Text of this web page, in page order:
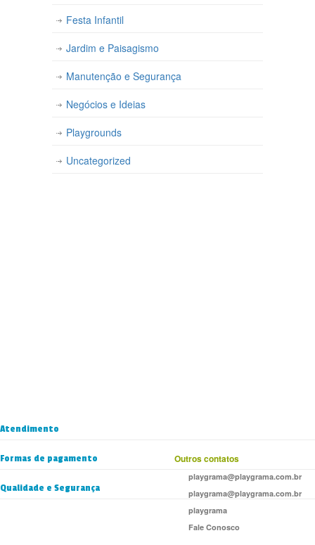
Festa Infantil
Jardim e Paisagismo
Manutenção e Segurança
Negócios e Ideias
Playgrounds
Uncategorized
Atendimento
Outros contatos
playgrama@playgrama.com.br
playgrama@playgrama.com.br
playgrama
Fale Conosco
Formas de pagamento
Qualidade e Segurança